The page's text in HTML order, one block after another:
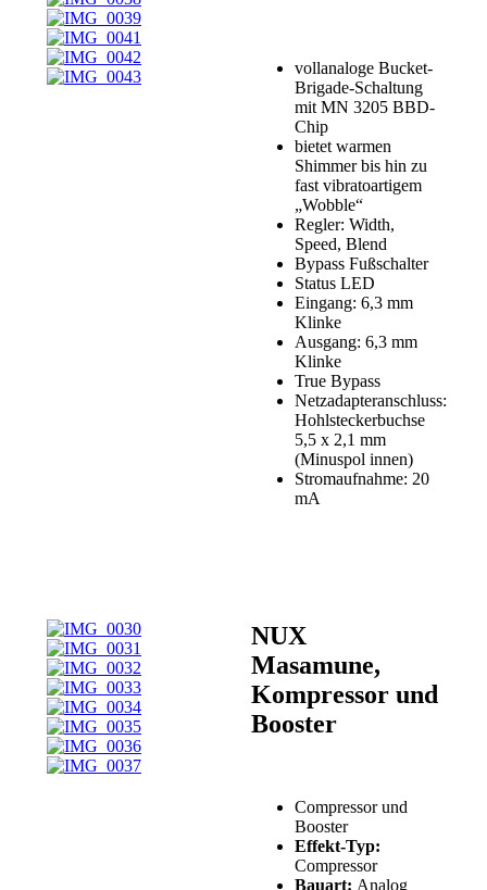
vollanaloge Bucket-
Brigade-Schaltung
mit MN 3205 BBD-
Chip
bietet warmen
Shimmer bis hin zu
fast vibratoartigem
„Wobble“
Regler: Width,
Speed, Blend
Bypass Fußschalter
Status LED
Eingang: 6,3 mm
Klinke
Ausgang: 6,3 mm
Klinke
True Bypass
Netzadapteranschluss:
Hohlsteckerbuchse
5,5 x 2,1 mm
(Minuspol innen)
Stromaufnahme: 20
mA
NUX
Masamune,
Kompressor und
Booster
Compressor und
Booster
Effekt-Typ:
Compressor
Bauart: Analog